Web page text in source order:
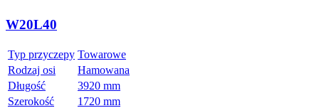
W20L40
Typ przyczepy Towarowe
Rodzaj osi
Hamowana
Długość
3920 mm
Szerokość
1720 mm